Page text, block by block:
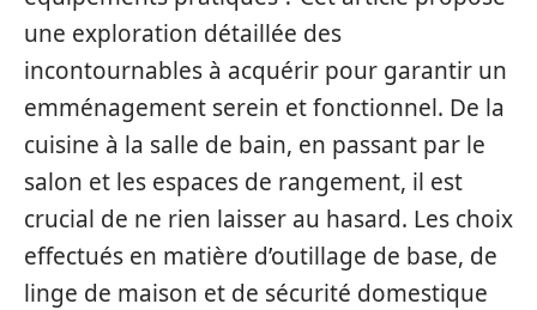
une exploration détaillée des
incontournables à acquérir pour garantir un
emménagement serein et fonctionnel. De la
cuisine à la salle de bain, en passant par le
salon et les espaces de rangement, il est
crucial de ne rien laisser au hasard. Les choix
effectués en matière d’outillage de base, de
linge de maison et de sécurité domestique